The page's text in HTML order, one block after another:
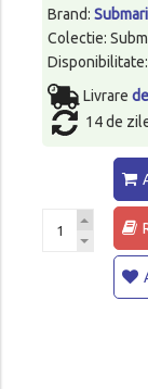
Brand:
Colectie:
Disponibilitate:
Livrare
14 de